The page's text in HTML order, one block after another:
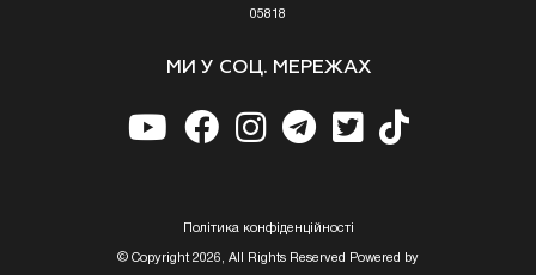
05818
МИ У СОЦ. МЕРЕЖАХ
Полiтика конфiденцiйностi
© Copyright 2026, All Rights Reserved Powered by